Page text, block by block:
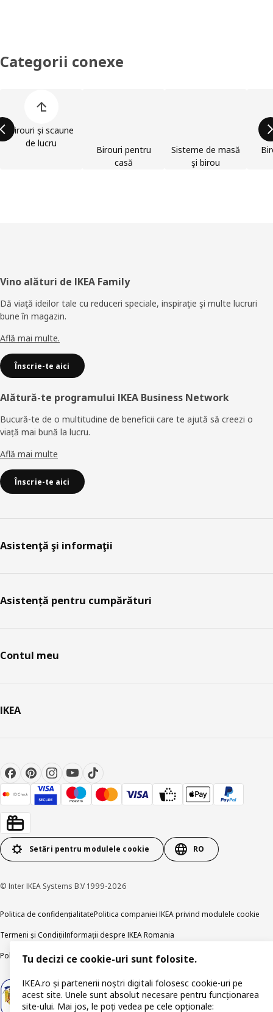
Categorii conexe
Birouri și scaune
de lucru
Birouri pentru
casă
Sisteme de masă
şi birou
Subsol
Vino alături de IKEA Family
Dă viaţă ideilor tale cu reduceri speciale, inspiraţie şi multe lucruri
bune în magazin.
Află mai multe.
Înscrie-te aici
Alătură-te programului IKEA Business Network
Bucură-te de o multitudine de beneficii care te ajută să creezi o
viață mai bună la lucru.
Află mai multe
Înscrie-te aici
Asistenţă şi informaţii
Asistență pentru cumpărături
Contul meu
IKEA
Setări pentru modulele cookie RO
© Inter IKEA Systems B.V 1999-2026
Politica de confidențialitatePolitica companiei IKEA privind modulele cookie
Termeni și CondițiiInformații despre IKEA Romania
Politica de publicare responsabilăAccesibilitatea digitală
Tu decizi ce cookie-uri sunt folosite.
IKEA.ro și partenerii noștri digitali folosesc cookie-uri pe
acest site. Unele sunt absolut necesare pentru funcționarea
site-ului. Mai jos, le poți vedea pe cele opționale: